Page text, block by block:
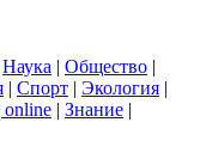
Наука | Общество |
| Спорт | Экология |
| Знание |